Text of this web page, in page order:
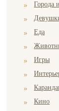
Города
Еда
Игры
Кино